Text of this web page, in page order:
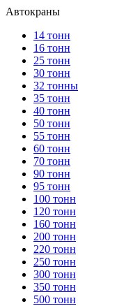
Автокраны
14 тонн
16 тонн
25 тонн
30 тонн
32 тонны
35 тонн
40 тонн
50 тонн
55 тонн
60 тонн
70 тонн
90 тонн
95 тонн
100 тонн
120 тонн
160 тонн
200 тонн
220 тонн
250 тонн
300 тонн
350 тонн
500 тонн